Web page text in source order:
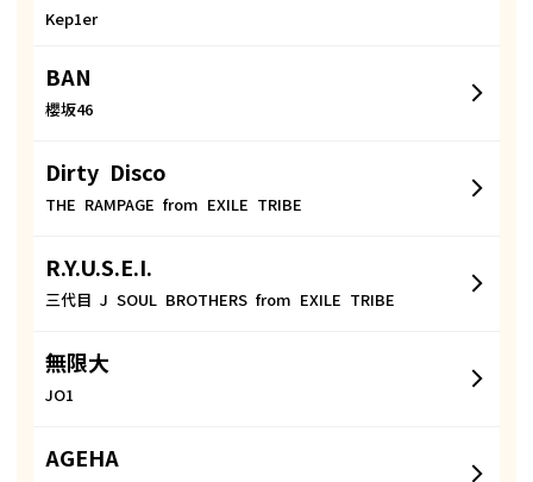
Kep1er
BAN
櫻坂46
Dirty Disco
THE RAMPAGE from EXILE TRIBE
R.Y.U.S.E.I.
三代目 J SOUL BROTHERS from EXILE TRIBE
無限大
JO1
AGEHA